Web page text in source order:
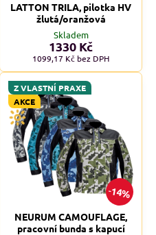
LATTON TRILA, pilotka HV
žlutá/oranžová
Skladem
1330 Kč
1099,17 Kč bez DPH
14%
Z VLASTNÍ PRAXE
AKCE
NEURUM CAMOUFLAGE,
pracovní bunda s kapucí